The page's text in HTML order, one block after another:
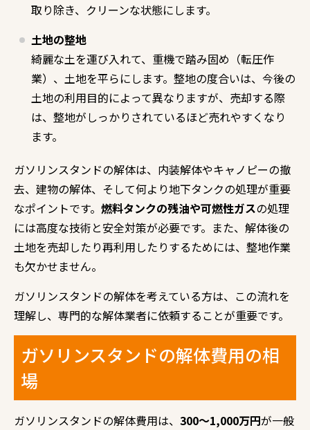
取り除き、クリーンな状態にします。
土地の整地
綺麗な土を運び入れて、重機で踏み固め（転圧作
業）、土地を平らにします。整地の度合いは、今後の
土地の利用目的によって異なりますが、売却する際
は、整地がしっかりされているほど売れやすくなり
ます。
ガソリンスタンドの解体は、内装解体やキャノピーの撤
去、建物の解体、そして何より地下タンクの処理が重要
なポイントです。 燃料タンクの残油や可燃性ガスの処理
には高度な技術と安全対策が必要です。また、解体後の
土地を売却したり再利用したりするためには、整地作業
も欠かせません。
ガソリンスタンドの解体を考えている方は、この流れを
理解し、専門的な解体業者に依頼することが重要です。
ガソリンスタンドの解体費用の相
場
ガソリンスタンドの解体費用は、 300〜1,000万円が一般